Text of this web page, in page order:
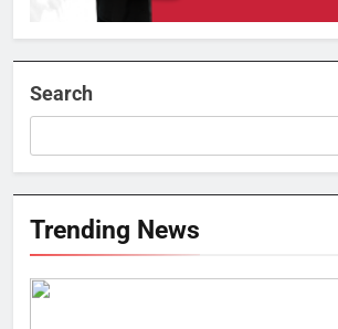
Search
Trending News